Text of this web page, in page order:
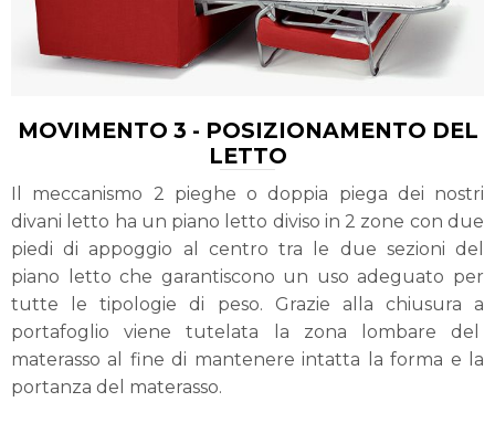
MOVIMENTO 3 - POSIZIONAMENTO DEL
LETTO
Il meccanismo 2 pieghe o doppia piega dei nostri
divani letto ha un piano letto diviso in 2 zone con due
piedi di appoggio al centro tra le due sezioni del
piano letto che garantiscono un uso adeguato per
tutte le tipologie di peso. Grazie alla chiusura a
portafoglio viene tutelata la zona lombare del
materasso al fine di mantenere intatta la forma e la
portanza del materasso.